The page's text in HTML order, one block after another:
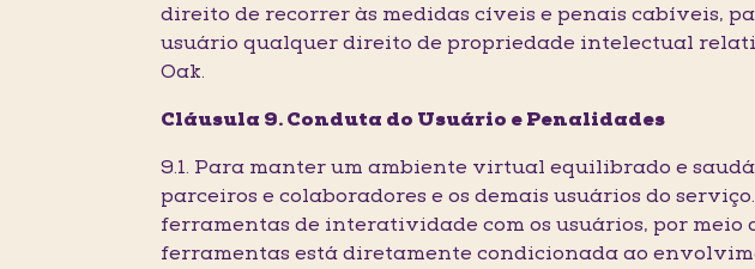
direito de recorrer às medidas cíveis e penais cabíveis,
usuário qualquer direito de propriedade intelectual
Oak.
Cláusula 9. Conduta do Usuário e Penalidades
9.1. Para manter um ambiente virtual equilibrado e
parceiros e colaboradores e os demais usuários do
ferramentas de interatividade com os usuários, por
ferramentas está diretamente condicionada ao